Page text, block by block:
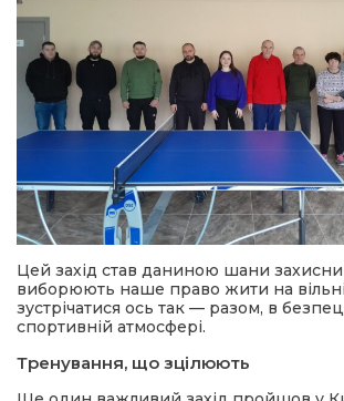
Цей захід став даниною шани
виборюють наше право жити на
зустрічатися ось так — разом, в
спортивній атмосфері.
Тренування, що зцілюють